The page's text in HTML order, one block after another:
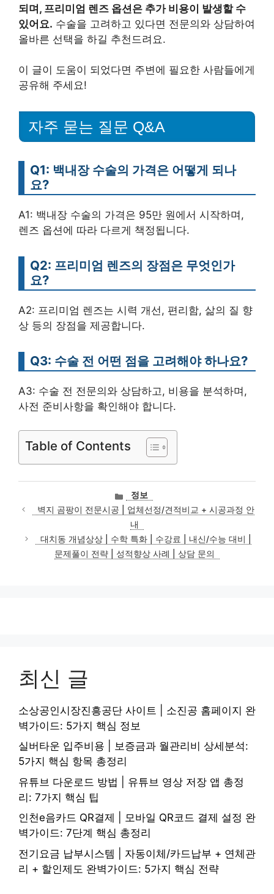
되며, 프리미엄 렌즈 옵션은 추가 비용이 발생할 수
있어요. 수술을 고려하고 있다면 전문의와 상담하여
올바른 선택을 하길 추천드려요.
이 글이 도움이 되었다면 주변에 필요한 사람들에게
공유해 주세요!
자주 묻는 질문 Q&A
Q1: 백내장 수술의 가격은 어떻게 되나
요?
A1: 백내장 수술의 가격은 95만 원에서 시작하며,
렌즈 옵션에 따라 다르게 책정됩니다.
Q2: 프리미엄 렌즈의 장점은 무엇인가
요?
A2: 프리미엄 렌즈는 시력 개선, 편리함, 삶의 질 향
상 등의 장점을 제공합니다.
Q3: 수술 전 어떤 점을 고려해야 하나요?
A3: 수술 전 전문의와 상담하고, 비용을 분석하며,
사전 준비사항을 확인해야 합니다.
Table of Contents
카
테
고
리
정보
벽지 곰팡이 전문시공 | 업체선정/견적비교 + 시공과정 안
내
대치동 개념상상 | 수학 특화 | 수강료 | 내신/수능 대비 |
문제풀이 전략 | 성적향상 사례 | 상담 문의
최신 글
소상공인시장진흥공단 사이트 | 소진공 홈페이지 완
벽가이드: 5가지 핵심 정보
실버타운 입주비용 | 보증금과 월관리비 상세분석:
5가지 핵심 항목 총정리
유튜브 다운로드 방법 | 유튜브 영상 저장 앱 총정
리: 7가지 핵심 팁
인천e음카드 QR결제 | 모바일 QR코드 결제 설정 완
벽가이드: 7단계 핵심 총정리
전기요금 납부시스템 | 자동이체/카드납부 + 연체관
리 + 할인제도 완벽가이드: 5가지 핵심 전략